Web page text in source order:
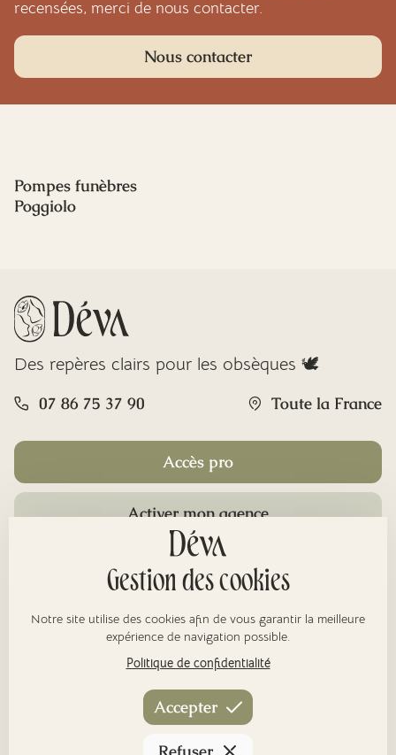
recensées, merci de nous contacter.
Nous contacter
Pompes funèbres
Poggiolo
Des repères clairs pour les obsèques 🕊️
07 86 75 37 90 Toute la France
Accès pro
Activer mon agence
Gestion des cookies
Notre site utilise des cookies afin de vous garantir la meilleure
expérience de navigation possible.
Politique de confidentialité
Accepter